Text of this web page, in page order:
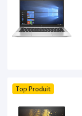
Top Produit